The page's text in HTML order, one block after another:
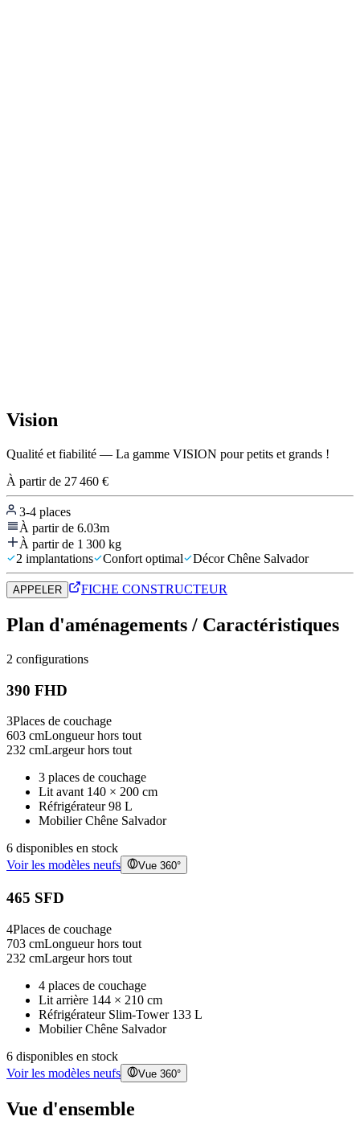
Vision
Qualité et fiabilité — La gamme VISION pour petits et grands !
À partir de 27 460 €
3-4 places
À partir de 6.03m
À partir de 1 300 kg
2 implantations
Confort optimal Décor Chêne Salvador
APPELER FICHE CONSTRUCTEUR
Plan d'aménagements / Caractéristiques
2 configurations
390 FHD
3Places de couchage
603 cmLongueur hors tout
232 cmLargeur hors tout
3 places de couchage
Lit avant 140 × 200 cm
Réfrigérateur 98 L
Mobilier Chêne Salvador
6 disponibles en stock
Voir les modèles neufs
Vue 360°
465 SFD
4Places de couchage
703 cmLongueur hors tout
232 cmLargeur hors tout
4 places de couchage
Lit arrière 144 × 210 cm
Réfrigérateur Slim-Tower 133 L
Mobilier Chêne Salvador
6 disponibles en stock
Voir les modèles neufs
Vue 360°
Vue d'ensemble